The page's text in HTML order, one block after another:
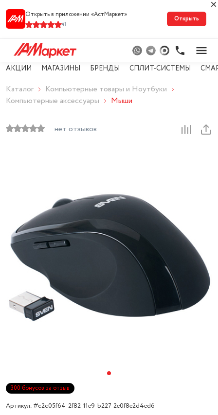
Открыть в приложении «АстМарке‪т‬»
41
Открыть
АКЦИИ МАГАЗИНЫ БРЕНДЫ СПЛИТ-СИСТЕМЫ
Каталог
Компьютерные товары и Ноутбуки
Компьютерные аксессуары
Мыши
нет отзывов
300 бонусов за отзыв
Артикул: #c2c05f64-2f82-11e9-b227-2e0f8e2d4ed6